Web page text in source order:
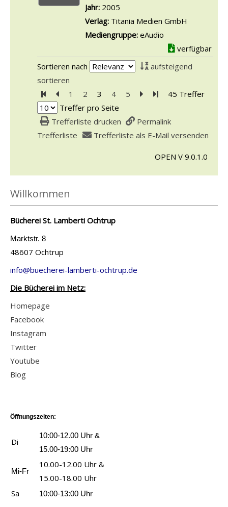
Jahr: 2005
Verlag: Titania Medien GmbH
Mediengruppe: eAudio
verfügbar
Sortieren nach
aufsteigend
sortieren
Zur ersten Seite blättern
Zur vorherigen Seite blättern
1 2 3 4 5 Zur nächsten Seite
Zur letzten Seite
45 Treffer
Treffer pro Seite
Trefferliste drucken
Permalink
Trefferliste
Trefferliste als E-Mail versenden
OPEN V 9.0.1.0
Willkommen
Bücherei St. Lamberti Ochtrup
Marktstr. 8
48607 Ochtrup
info@buecherei-lamberti-ochtrup.de
Die Bücherei im Netz:
Homepage
Facebook
Instagram
Twitter
Youtube
Blog
Öffnungszeiten:
Di
10:00-12.00 Uhr &
15.00-19:00 Uhr
Mi-Fr
10.00-12.00 Uhr &
15.00-18.00 Uhr
Sa
10:00-13:00 Uhr